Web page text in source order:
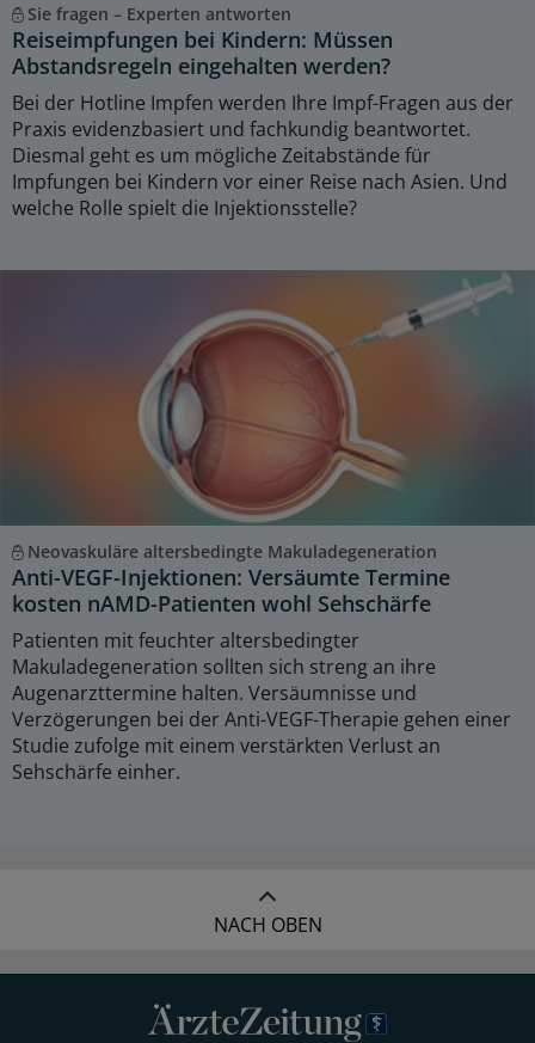
Sie fragen – Experten antworten
Reiseimpfungen bei Kindern: Müssen
Abstandsregeln eingehalten werden?
Bei der Hotline Impfen werden Ihre Impf-Fragen aus der
Praxis evidenzbasiert und fachkundig beantwortet.
Diesmal geht es um mögliche Zeitabstände für
Impfungen bei Kindern vor einer Reise nach Asien. Und
welche Rolle spielt die Injektionsstelle?
Neovaskuläre altersbedingte Makuladegeneration
Anti-VEGF-Injektionen: Versäumte Termine
kosten nAMD-Patienten wohl Sehschärfe
Patienten mit feuchter altersbedingter
Makuladegeneration sollten sich streng an ihre
Augenarzttermine halten. Versäumnisse und
Verzögerungen bei der Anti-VEGF-Therapie gehen einer
Studie zufolge mit einem verstärkten Verlust an
Sehschärfe einher.
NACH OBEN